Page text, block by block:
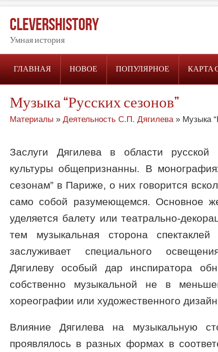
CleversHistory
Умная история
ГЛАВНАЯ НОВОЕ ПОПУЛЯРНОЕ КАРТА
Музыка “Русских сезонов”
Материалы » Деятельность С.П. Дягилева» Музыка
Заслуги Дягилева в области
культуры общепризнанны. В
сезонам” в Париже, о них говорится
само собой разумеющемся. Основное
уделяется балету или театрально-
тем музыкальная сторона спектаклей
заслуживает специального
Дягилеву особый дар инспиратора
собственно музыкальной не в
хореографии или художественного
Влияние Дягилева на музыкальную
проявлялось в разных формах в